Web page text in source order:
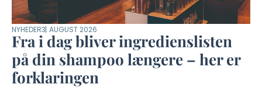
NYHEDER3. AUGUST 2026
Fra i dag bliver ingredienslisten
på din shampoo længere – her er
forklaringen